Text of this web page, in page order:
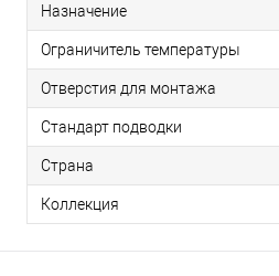
Назначение
Ограничитель температуры
Отверстия для монтажа
Стандарт подводки
Страна
Коллекция